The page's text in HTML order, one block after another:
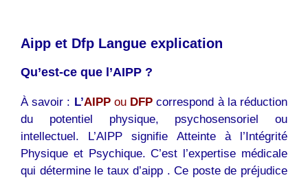
Aipp et Dfp Langue explication
Qu’est-ce que l’AIPP ?
À savoir : L’AIPPou DFP correspond à la réduction
du potentiel physique, psychosensoriel ou
intellectuel. L’AIPP signifie Atteinte à l’Intégrité
Physique et Psychique. C’est l’expertise médicale
qui détermine le taux d’aipp . Ce poste de préjudice